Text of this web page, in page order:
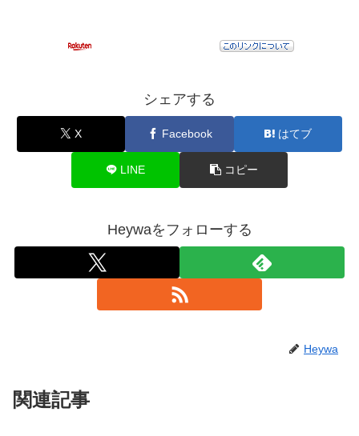
シェアする
X Facebook はてブ
LINE コピー
Heywaをフォローする
Heywa
関連記事